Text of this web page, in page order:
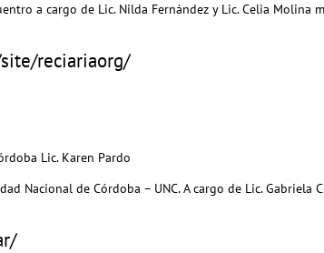
a cargo de Lic. Nilda Fernández y Lic. Celia Molina
reciariaorg/
Lic. Karen Pardo
Nacional de Córdoba – UNC. A cargo de Lic. Gabriela